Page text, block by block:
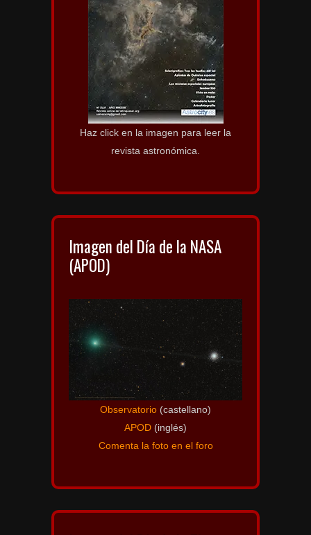
Haz click en la imagen para leer la
revista astronómica.
Imagen del Día de la NASA
(APOD)
Observatorio (castellano)
APOD (inglés)
Comenta la foto en el foro